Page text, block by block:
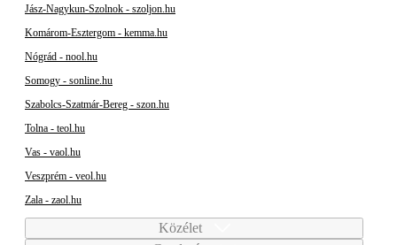
Jász-Nagykun-Szolnok - szoljon.hu
Komárom-Esztergom - kemma.hu
Nógrád - nool.hu
Somogy - sonline.hu
Szabolcs-Szatmár-Bereg - szon.hu
Tolna - teol.hu
Vas - vaol.hu
Veszprém - veol.hu
Zala - zaol.hu
Közélet